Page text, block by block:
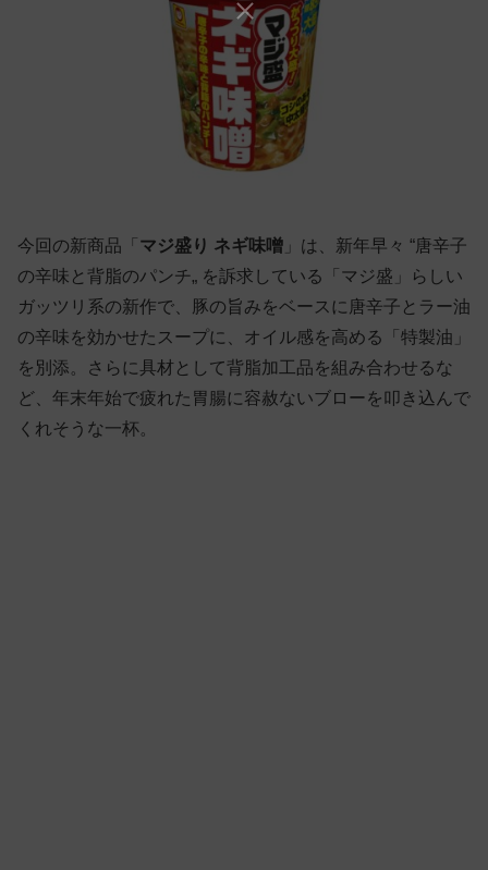
今回の新商品「 マジ盛り ネギ味噌 」は、新年早々 “唐辛子
の辛味と背脂のパンチ„ を訴求している「マジ盛」らしい
ガッツリ系の新作で、豚の旨みをベースに唐辛子とラー油
の辛味を効かせたスープに、オイル感を高める「特製油」
を別添。さらに具材として背脂加工品を組み合わせるな
ど、年末年始で疲れた胃腸に容赦ないブローを叩き込んで
くれそうな一杯。